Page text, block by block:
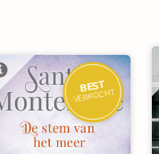
BEST
VERKOCHT